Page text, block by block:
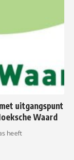
uitgangspunt
Waard
heeft